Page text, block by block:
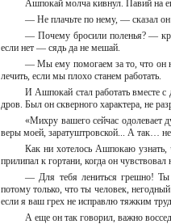
Ашпокай молча кивнул. Павий на
— Не плачьте по нему, — сказал
— Почему бросили поленья? —
если нет — сядь да не мешай.
— Мы ему помогаем за то, что он
лечить, если мы плохо станем работать.
И Ашпокай стал работать вместе
дров. Был он скверного характера, не
«Михру вашего сейчас
веры моей, заратуштровской... А так…
Как ни хотелось Ашпокаю узнать,
прилипал к гортани, когда он
— Для тебя лениться грешно!
потому только, что ты человек,
если я ваш грех не исправлю тяжким
А еще он так говорил, важно